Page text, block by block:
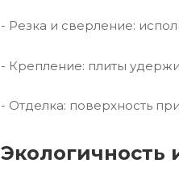
- Резка и сверление:
- Крепление: плиты
- Отделка: поверхность
Экологичность